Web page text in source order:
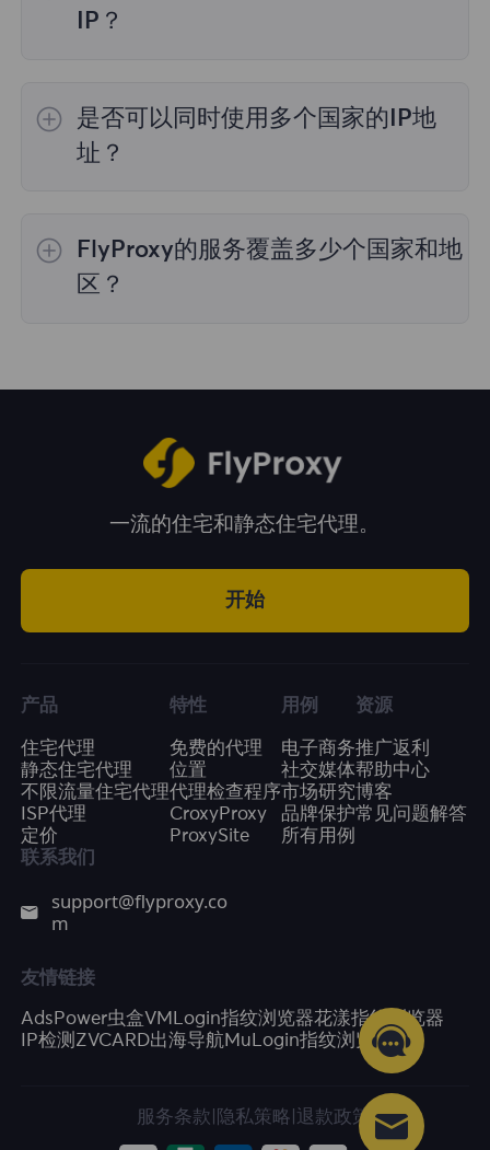
IP？
的代理选择； 静态住宅代理提供36个国家的代
理，购买时您可以选择所需的国家。
是否可以同时使用多个国家的IP地
址？
有用。您可以在管理面板中自由选择和切换不同
国家的IP地址。
FlyProxy的服务覆盖多少个国家和地
区？
一流的住宅和静态住宅代理。
开始
产品
住宅代理
静态住宅代理
不限流量住宅代理
ISP代理
定价
特性
免费的代理
位置
代理检查程序
CroxyProxy
ProxySite
用例
电子商务
社交媒体
市场研究
品牌保护
所有用例
资源
推广返利
帮助中心
博客
常见问题解答
联系我们
support@flyproxy.co
m
友情链接
AdsPower虫盒VMLogin指纹浏览器花漾指纹浏览器
IP检测 ZVCARD出海导航MuLogin指纹浏览器
服务条款 隐私策略 退款政策